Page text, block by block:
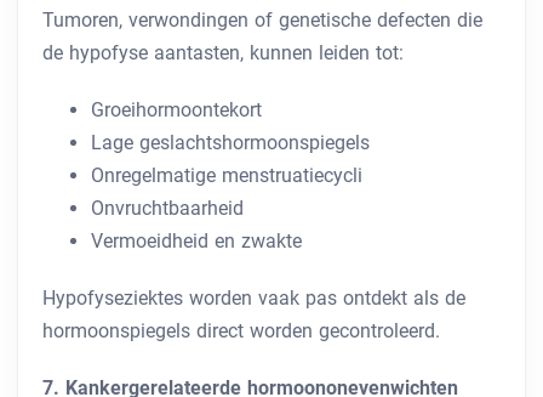
Tumoren, verwondingen of genetische defecten die
de hypofyse aantasten, kunnen leiden tot:
Groeihormoontekort
Lage geslachtshormoonspiegels
Onregelmatige menstruatiecycli
Onvruchtbaarheid
Vermoeidheid en zwakte
Hypofyseziektes worden vaak pas ontdekt als de
hormoonspiegels direct worden gecontroleerd.
7. Kankergerelateerde hormoononevenwichten